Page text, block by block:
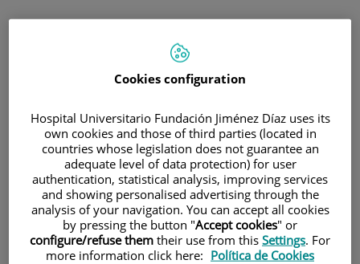
Pacientes y visitantes
Cookies configuration
Hospital Universitario Fundación Jiménez Díaz uses its
own cookies and those of third parties (located in
countries whose legislation does not guarantee an
adequate level of data protection) for user
authentication, statistical analysis, improving services
and showing personalised advertising through the
analysis of your navigation. You can accept all cookies
by pressing the button "Accept cookies" or
configure/refuse them their use from this Settings. For
more information click here: Política de Cookies